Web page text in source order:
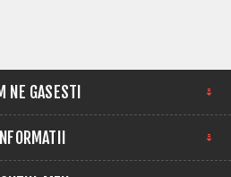
NE GASESTI
INFORMATII